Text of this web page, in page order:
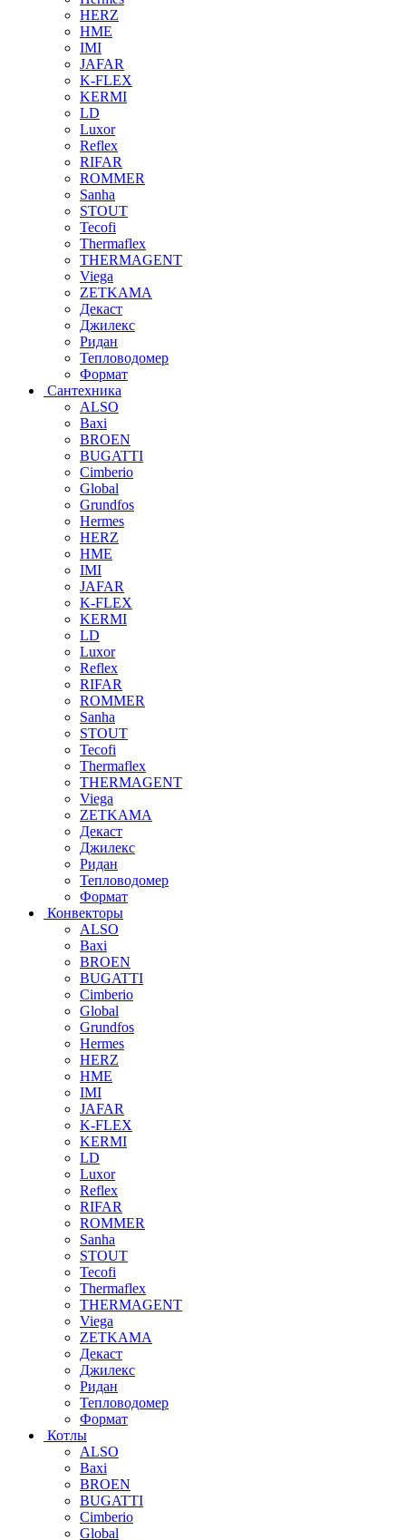
HERZ
HME
IMI
JAFAR
K-FLEX
KERMI
LD
Luxor
Reflex
RIFAR
ROMMER
Sanha
STOUT
Tecofi
Thermaflex
THERMAGENT
Viega
ZETKAMA
Декаст
Джилекс
Ридан
Тепловодомер
Формат
Сантехника
ALSO
Baxi
BROEN
BUGATTI
Cimberio
Global
Grundfos
Hermes
HERZ
HME
IMI
JAFAR
K-FLEX
KERMI
LD
Luxor
Reflex
RIFAR
ROMMER
Sanha
STOUT
Tecofi
Thermaflex
THERMAGENT
Viega
ZETKAMA
Декаст
Джилекс
Ридан
Тепловодомер
Формат
Конвекторы
ALSO
Baxi
BROEN
BUGATTI
Cimberio
Global
Grundfos
Hermes
HERZ
HME
IMI
JAFAR
K-FLEX
KERMI
LD
Luxor
Reflex
RIFAR
ROMMER
Sanha
STOUT
Tecofi
Thermaflex
THERMAGENT
Viega
ZETKAMA
Декаст
Джилекс
Ридан
Тепловодомер
Формат
Котлы
ALSO
Baxi
BROEN
BUGATTI
Cimberio
Global